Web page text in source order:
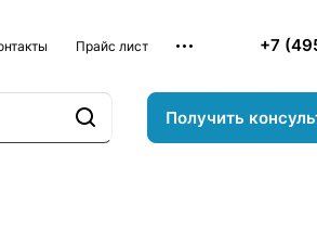
Прайс лист +7
Получить